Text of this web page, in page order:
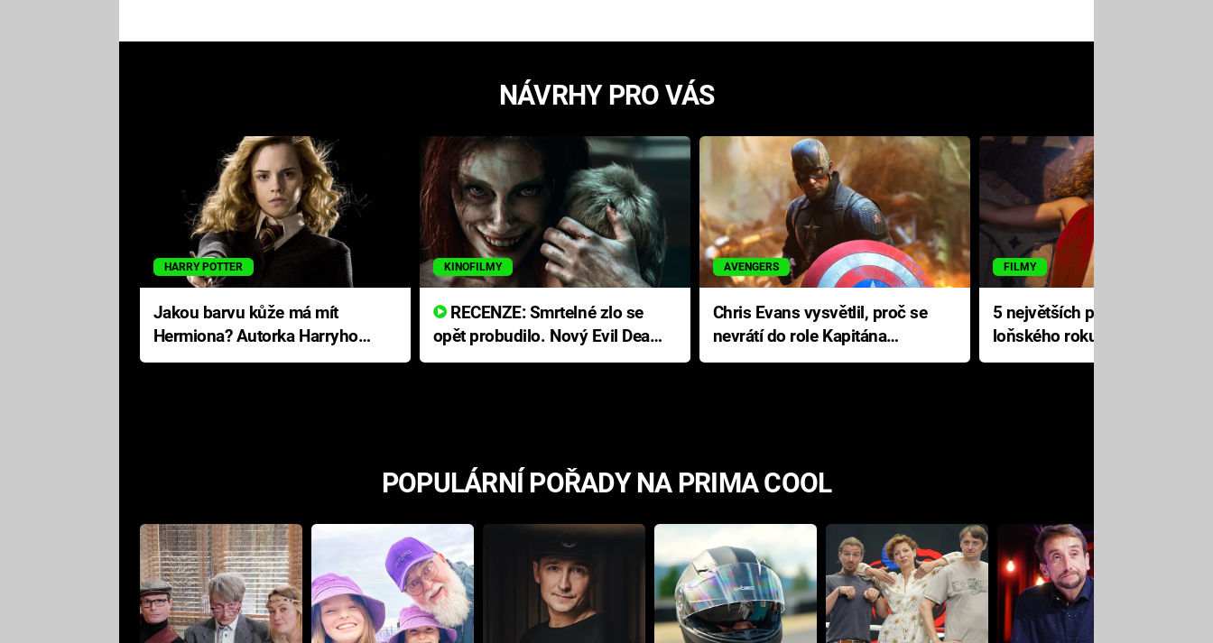
NÁVRHY PRO VÁS
HARRY POTTER
Jakou barvu kůže má mít
Hermiona? Autorka Harryho
Pottera přišla s ráznou
KINOFILMY
RECENZE: Smrtelné zlo se
opět probudilo. Nový Evil Dead
přichází s neodolatelnou
AVENGERS
Chris Evans vysvětlil, proč se
nevrátí do role Kapitána
Ameriky
FILMY
5 největších propadáků
loňského roku: Disney na
jediné katastrofě prodělal 200
POPULÁRNÍ POŘADY NA PRIMA COOL